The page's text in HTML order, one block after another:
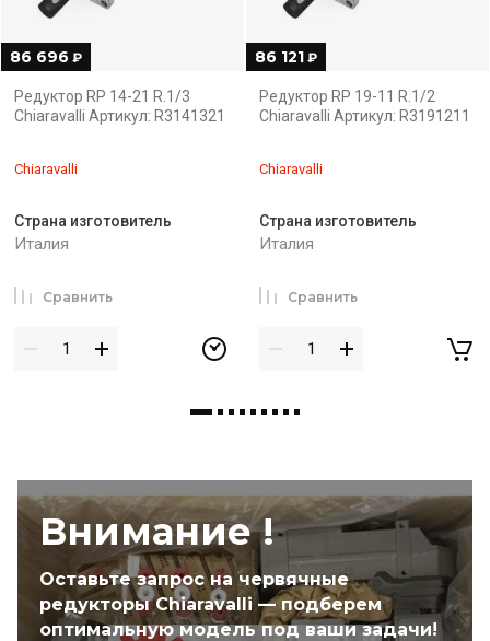
Внимание !
Оставьте запрос на червячные
редукторы Chiaravalli — подберем
оптимальную модель под ваши задачи!
86 696 ₽
Редуктор RP 14-21 R.1/3
Chiaravalli Артикул: R3141321
Chiaravalli
Страна изготовитель
Италия
Сравнить
86 121 ₽
Редуктор RP 19-11 R.1/2
Chiaravalli Артикул: R3191211
Chiaravalli
Страна изготовитель
Италия
Сравнить